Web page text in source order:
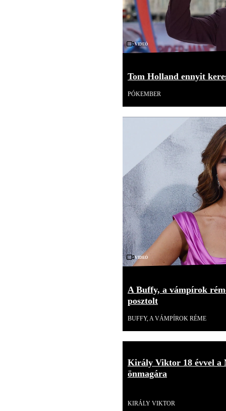
Videó
Tom Holland ennyit
PÓKEMBER
Videó
A Buffy, a vámpírok
posztolt
BUFFY, A VÁMPÍROK RÉME
Király Viktor 18 évvel a
önmagára
KIRÁLY VIKTOR